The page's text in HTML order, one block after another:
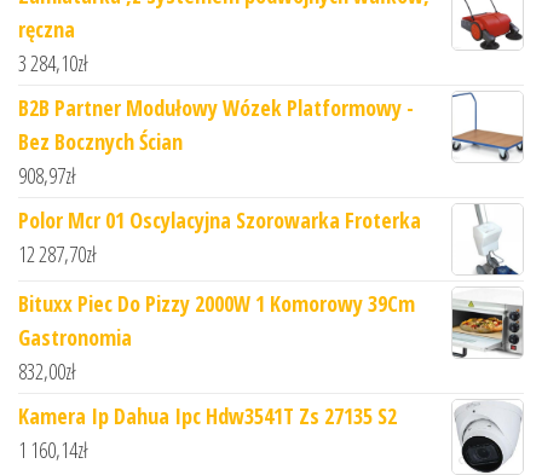
ręczna
3 284,10zł
B2B Partner Modułowy Wózek Platformowy -
Bez Bocznych Ścian
908,97zł
Polor Mcr 01 Oscylacyjna Szorowarka Froterka
12 287,70zł
Bituxx Piec Do Pizzy 2000W 1 Komorowy 39Cm
Gastronomia
832,00zł
Kamera Ip Dahua Ipc Hdw3541T Zs 27135 S2
1 160,14zł